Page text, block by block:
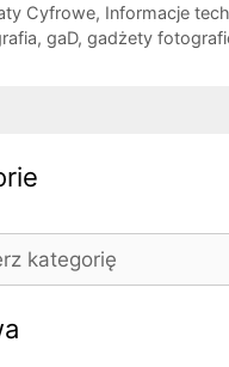
Cyfrowe, Informacje
, gaD, gadżety